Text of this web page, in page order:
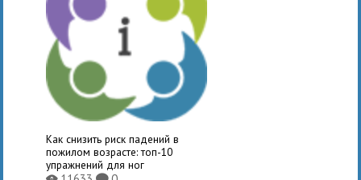
Как снизить риск падений в
пожилом возрасте: топ-10
упражнений для ног